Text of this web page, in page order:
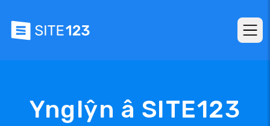
Ynglŷn â SITE123